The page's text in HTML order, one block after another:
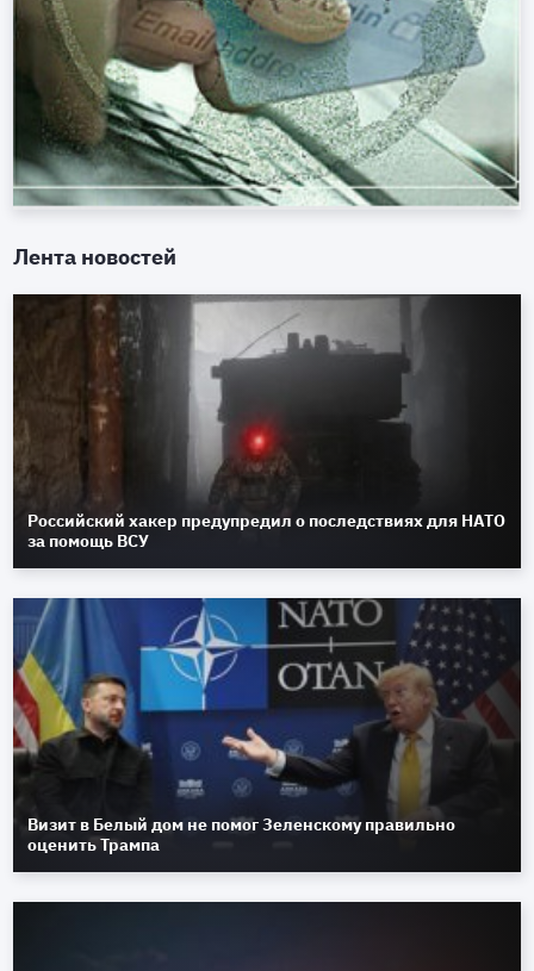
Лента новостей
Российский хакер предупредил о последствиях для НАТО
за помощь ВСУ
Визит в Белый дом не помог Зеленскому правильно
оценить Трампа